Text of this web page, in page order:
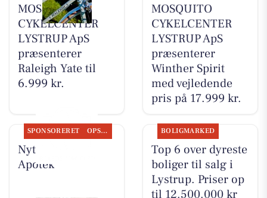
MOSQUITO
CYKELCENTER
LYSTRUP ApS
præsenterer
Raleigh Yate til
6.999 kr.
MOSQUITO
CYKELCENTER
LYSTRUP ApS
præsenterer
Winther Spirit
med vejledende
pris på 17.999 kr.
SPONSORERET OPSLAGSTAVLEN
Nyt fra Lystrup
Apotek
BOLIGMARKED
Top 6 over dyreste
boliger til salg i
Lystrup. Priser op
til 12.500.000 kr